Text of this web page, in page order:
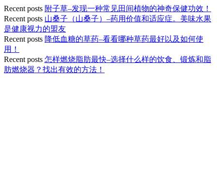
Recent posts 附子草–发现一种常见田间植物的神奇保健功效！
Recent posts 山桑子（山桑子）–药用价值和适应症。美味水果
是健康视力的盟友
Recent posts 降低血糖的草药–看看哪种草药最好以及如何使
用！
Recent posts 怎样燃烧脂肪最快–选择什么样的饮食、锻炼和脂
肪燃烧器？找出有效的方法！